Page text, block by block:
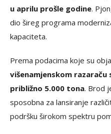
u aprilu prošle godine.
dio šireg programa
kapaciteta.
Prema podacima koje su
višenamjenskom razaraču
približno 5.000 tona. Brod
sposobna za lansiranje
podršku širokom spektru